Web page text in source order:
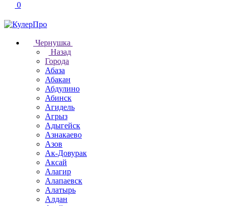
0
Чернушка
Назад
Города
Абаза
Абакан
Абдулино
Абинск
Агидель
Агрыз
Адыгейск
Азнакаево
Азов
Ак-Довурак
Аксай
Алагир
Алапаевск
Алатырь
Алдан